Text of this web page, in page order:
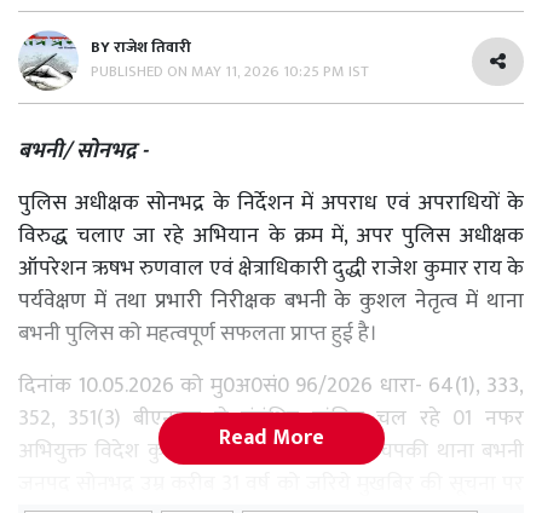
BYराजेश तिवारी
PUBLISHED ON MAY 11, 2026 10:25 PM IST
बभनी/ सोनभद्र -
पुलिस अधीक्षक सोनभद्र के निर्देशन में अपराध एवं अपराधियों के
विरुद्ध चलाए जा रहे अभियान के क्रम में, अपर पुलिस अधीक्षक
ऑपरेशन ऋषभ रुणवाल एवं क्षेत्राधिकारी दुद्धी राजेश कुमार राय के
पर्यवेक्षण में तथा प्रभारी निरीक्षक बभनी के कुशल नेतृत्व में थाना
बभनी पुलिस को महत्वपूर्ण सफलता प्राप्त हुई है।
दिनांक 10.05.2026 को मु0अ0सं0 96/2026 धारा- 64(1), 333,
352, 351(3) बीएनएस से संबंधित वांछित चल रहे 01 नफर
अभियुक्त विदेश कुमार पुत्र रामप्रकाश निवासी चपकी थाना बभनी
Read More